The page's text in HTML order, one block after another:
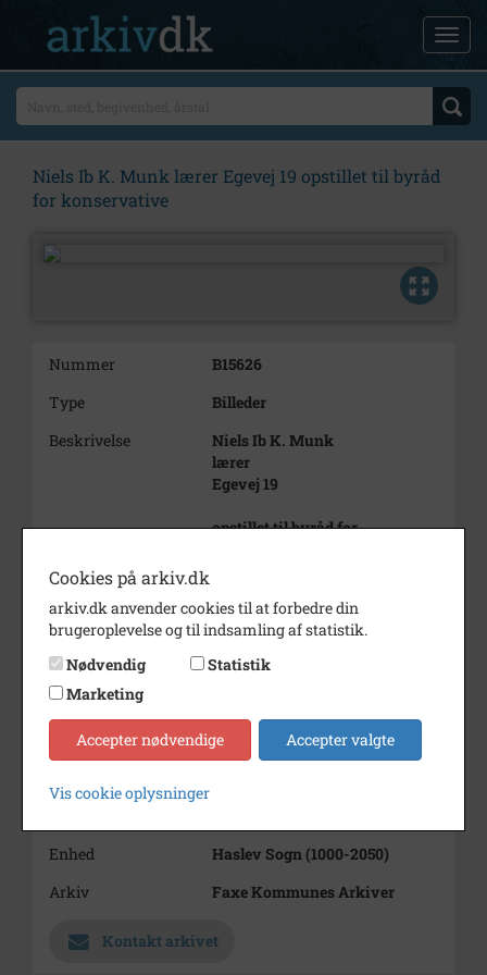
Niels Ib K. Munk lærer Egevej 19 opstillet til byråd
for konservative
Nummer
B15626
Type
Billeder
Beskrivelse
Niels Ib K. Munk
lærer
Egevej 19
opstillet til byråd for
Periode
Dateringsnote
1970-1990
Fotograf
Ukendt
Størrelse
Materiale
s/h positiv
Enhed
Haslev Sogn (1000-2050)
Arkiv
Faxe Kommunes Arkiver
Kontakt arkivet
Cookies på arkiv.dk
arkiv.dk anvender cookies til at forbedre din
brugeroplevelse og til indsamling af statistik.
Nødvendig
Statistik
Marketing
Accepter nødvendige Accepter valgte
Vis cookie oplysninger